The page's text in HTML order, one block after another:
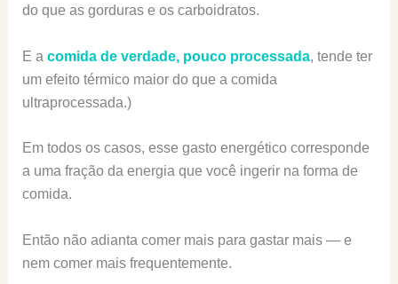
do que as gorduras e os carboidratos.
E a comida de verdade, pouco processada, tende ter
um efeito térmico maior do que a comida
ultraprocessada.)
Em todos os casos, esse gasto energético corresponde
a uma fração da energia que você ingerir na forma de
comida.
Então não adianta comer mais para gastar mais — e
nem comer mais frequentemente.